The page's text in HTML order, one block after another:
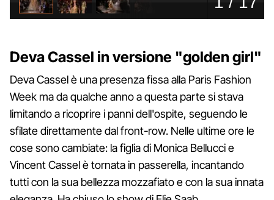
Deva Cassel in versione "golden girl"
Deva Cassel è una presenza fissa alla Paris Fashion
Week ma da qualche anno a questa parte si stava
limitando a ricoprire i panni dell'ospite, seguendo le
sfilate direttamente dal front-row. Nelle ultime ore le
cose sono cambiate: la figlia di Monica Bellucci e
Vincent Cassel è tornata in passerella, incantando
tutti con la sua bellezza mozzafiato e con la sua innata